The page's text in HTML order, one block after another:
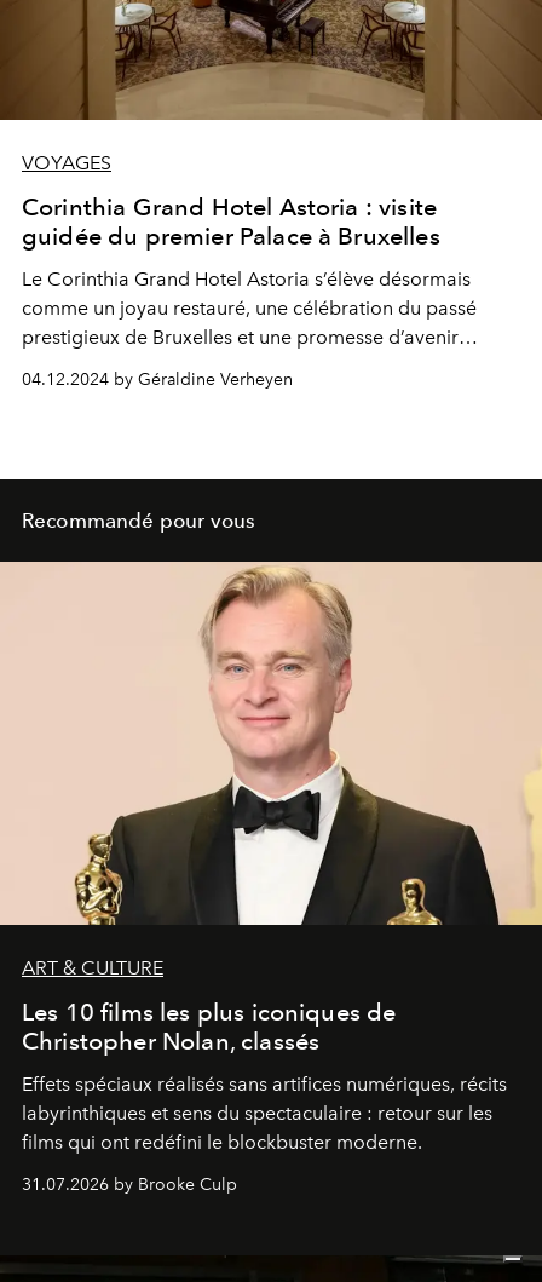
VOYAGES
Corinthia Grand Hotel Astoria : visite
guidée du premier Palace à Bruxelles
Le Corinthia Grand Hotel Astoria s’élève désormais
comme un joyau restauré, une célébration du passé
prestigieux de Bruxelles et une promesse d’avenir
éblouissant.
04.12.2024 by Géraldine Verheyen
Recommandé pour vous
ART & CULTURE
Les 10 films les plus iconiques de
Christopher Nolan, classés
Effets spéciaux réalisés sans artifices numériques, récits
labyrinthiques et sens du spectaculaire : retour sur les
films qui ont redéfini le blockbuster moderne.
31.07.2026 by Brooke Culp